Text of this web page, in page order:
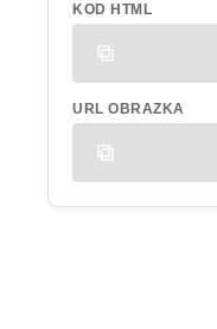
KOD HTML
URL OBRAZKA